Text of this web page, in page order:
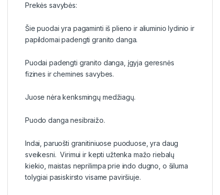
Prekės savybės:
Šie puodai yra pagaminti iš plieno ir aliuminio lydinio ir
papildomai padengti granito danga.
Puodai padengti granito danga, įgyja geresnės
fizines ir chemines savybes.
Juose nėra kenksmingų medžiagų.
Puodo danga nesibraižo.
Indai, paruošti granitiniuose puoduose, yra daug
sveikesni. Virimui ir kepti užtenka mažo riebalų
kiekio, maistas neprilimpa prie indo dugno, o šiluma
tolygiai pasiskirsto visame paviršiuje.